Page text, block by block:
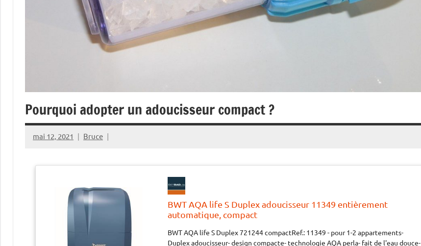
Pourquoi adopter un adoucisseur compact ?
mai 12, 2021 Bruce
BWT AQA life S Duplex adoucisseur 11349 entièrement
automatique, compact
BWT AQA life S Duplex 721244 compactRef.: 11349 - pour 1-2 appartements-
Duplex adoucisseur- design compacte- technologie AQA perla- fait de l'eau douce-